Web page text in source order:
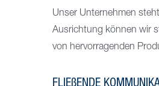
Unser Unternehmen
Ausrichtung können wir
von hervorragenden